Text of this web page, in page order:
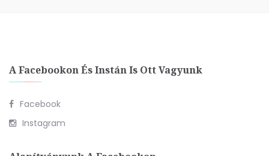
A Facebookon És Instán Is Ott Vagyunk
Facebook
Instagram